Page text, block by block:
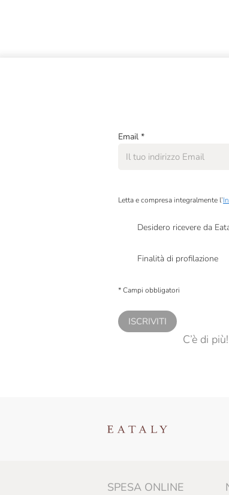
Email *
Letta e compresa integralmente l’
Desidero ricevere da
Finalità di profilazione
* Campi obbligatori
ISCRIVITI
C’è di
SPESA ONLINE